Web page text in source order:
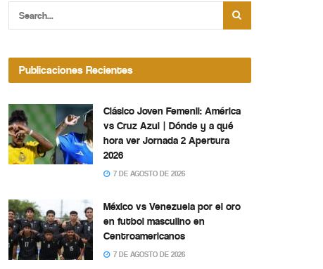
Publicaciones Recientes
Clásico Joven Femenil: América
vs Cruz Azul | Dónde y a qué
hora ver Jornada 2 Apertura
2026
7 DE AGOSTO DE 2026
México vs Venezuela por el oro
en futbol masculino en
Centroamericanos
7 DE AGOSTO DE 2026